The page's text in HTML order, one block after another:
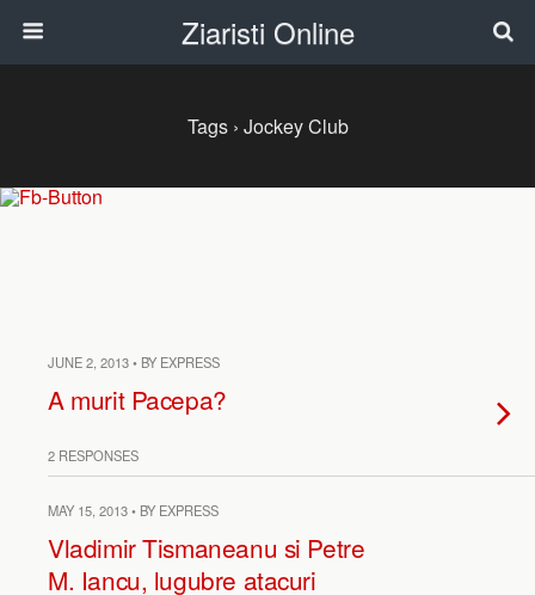
Ziaristi Online
Tags › Jockey Club
JUNE 2, 2013 • BY EXPRESS
A murit Pacepa?
2 RESPONSES
MAY 15, 2013 • BY EXPRESS
Vladimir Tismaneanu si Petre
M. Iancu, lugubre atacuri